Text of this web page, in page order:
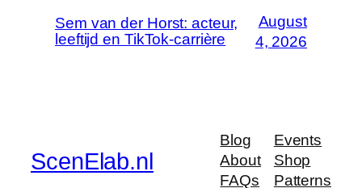
Sem van der Horst: acteur,
leeftijd en TikTok-carrière
August
4, 2026
ScenElab.nl
Blog
About
FAQs
Events
Shop
Patterns